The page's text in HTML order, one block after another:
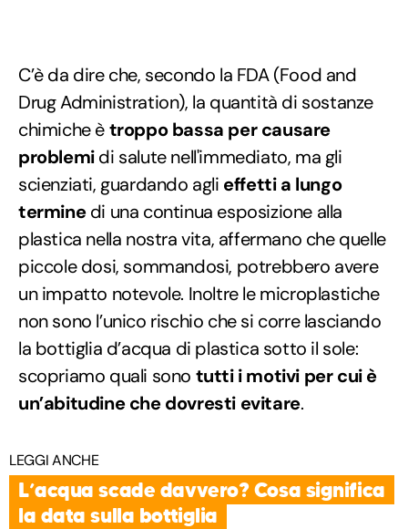
C’è da dire che, secondo la FDA (Food and
Drug Administration), la quantità di sostanze
chimiche ètroppo bassa per causare
problemidi salute nell'immediato, ma gli
scienziati, guardando agli effetti a lungo
terminedi una continua esposizione alla
plastica nella nostra vita, affermano che quelle
piccole dosi, sommandosi, potrebbero avere
un impatto notevole. Inoltre le microplastiche
non sono l’unico rischio che si corre lasciando
la bottiglia d’acqua di plastica sotto il sole:
scopriamo quali sono tutti i motivi per cui è
un’abitudine che dovresti evitare.
LEGGI ANCHE
L’acqua scade davvero? Cosa significa
la data sulla bottiglia